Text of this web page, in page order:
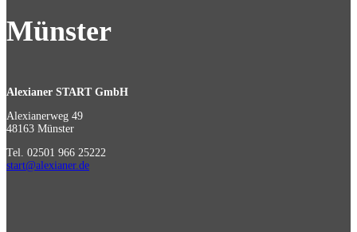
Münster
Alexianer START GmbH
Alexianerweg 49
48163 Münster
Tel. 02501 966 25222
start@alexianer.de